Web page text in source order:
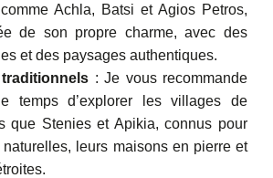
Achla, Batsi et Agios Petros,
de son propre charme, avec des
et des paysages authentiques.
: Je vous recommande
temps d’explorer les villages de
que Stenies et Apikia, connus pour
naturelles, leurs maisons en pierre et